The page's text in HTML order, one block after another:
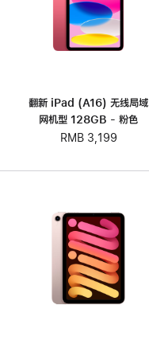
翻新 iPad (A16) 无线局域
网机型 128GB - 粉色
RMB 3,199